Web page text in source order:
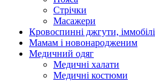
Стрічки
Масажери
Кровоспинні джгути,
Мамам і новонародженим
Медичний одяг
Медичні халати
Медичні костюми